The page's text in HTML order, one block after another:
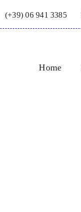
(+39) 06 941 3385
Home